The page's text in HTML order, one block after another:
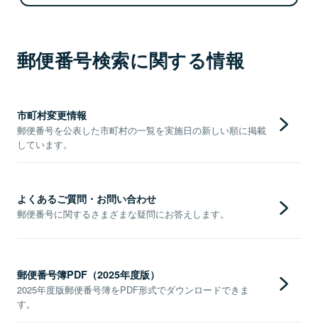
郵便番号検索に関する情報
市町村変更情報
郵便番号を公表した市町村の一覧を実施日の新しい順に掲載
しています。
よくあるご質問・お問い合わせ
郵便番号に関するさまざまな疑問にお答えします。
郵便番号簿PDF（2025年度版）
2025年度版郵便番号簿をPDF形式でダウンロードできま
す。